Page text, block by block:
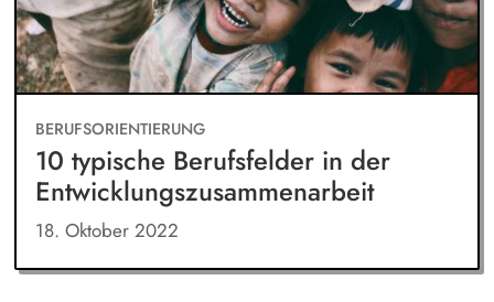
BERUFSORIENTIERUNG
10 typische Berufsfelder in der
Entwicklungszusammenarbeit
18. Oktober 2022